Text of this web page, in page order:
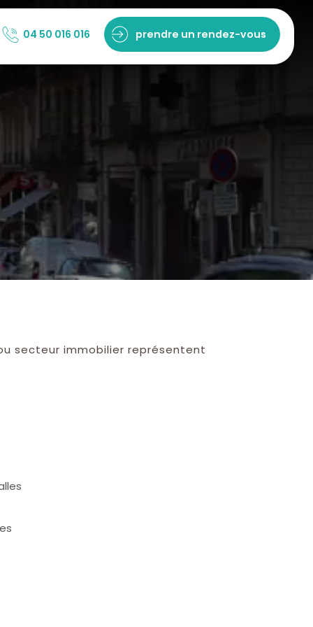
04 50 016 016 prendre un rendez-vous
secteur immobilier représentent